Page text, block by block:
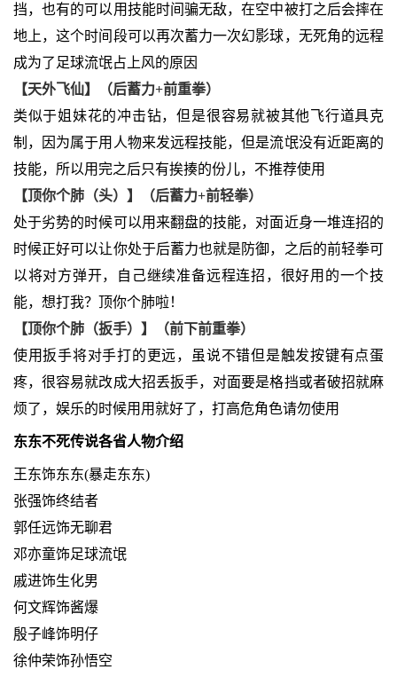
挡，也有的可以用技能时间骗无敌，在空中被打之后会摔在
地上，这个时间段可以再次蓄力一次幻影球，无死角的远程
成为了足球流氓占上风的原因
【天外飞仙】（后蓄力+前重拳）
类似于姐妹花的冲击钻，但是很容易就被其他飞行道具克
制，因为属于用人物来发远程技能，但是流氓没有近距离的
技能，所以用完之后只有挨揍的份儿，不推荐使用
【顶你个肺（头）】（后蓄力+前轻拳）
处于劣势的时候可以用来翻盘的技能，对面近身一堆连招的
时候正好可以让你处于后蓄力也就是防御，之后的前轻拳可
以将对方弹开，自己继续准备远程连招，很好用的一个技
能，想打我？顶你个肺啦！
【顶你个肺（扳手）】（前下前重拳）
使用扳手将对手打的更远，虽说不错但是触发按键有点蛋
疼，很容易就改成大招丢扳手，对面要是格挡或者破招就麻
烦了，娱乐的时候用用就好了，打高危角色请勿使用
东东不死传说各省人物介绍
王东饰东东(暴走东东)
张强饰终结者
郭任远饰无聊君
邓亦童饰足球流氓
戚进饰生化男
何文辉饰酱爆
殷子峰饰明仔
徐仲荣饰孙悟空